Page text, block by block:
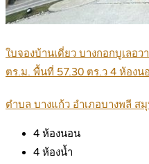
ใบจองบ้านเดี่ยว บางกอกบูเลอ
ตร.ม. พื้นที่ 57.30 ตร.ว 4 ห้องน
ตำบล บางแก้ว อำเภอบางพลี ส
4 ห้องนอน
4 ห้องน้ำ